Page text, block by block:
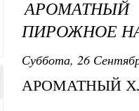
ПИРОЖНОЕ
Суббота, 26
АРОМАТНЫЙ